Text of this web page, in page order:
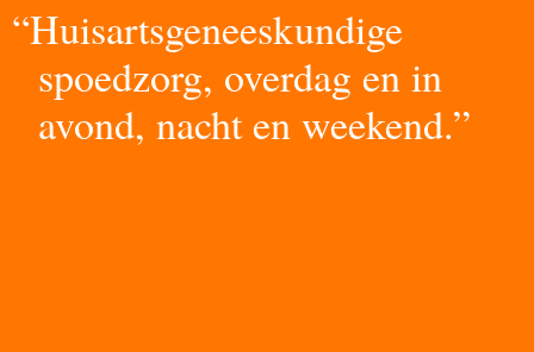
“Huisartsgeneeskundige
spoedzorg, overdag en in
avond, nacht en weekend.”